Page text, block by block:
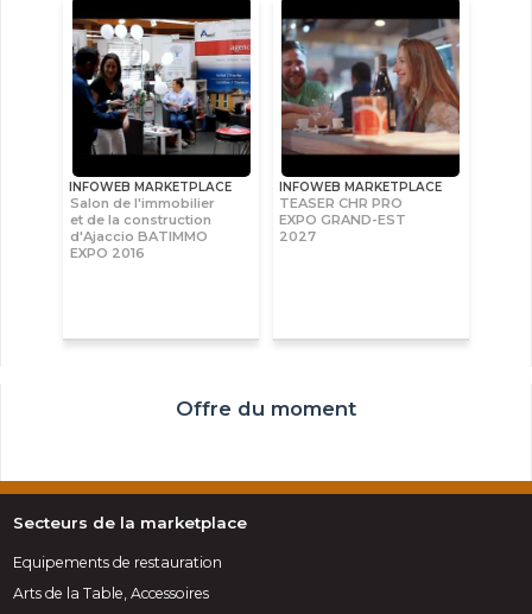
INFOWEB MARKETPLACE
Salon de l'immobilier
et de la construction
d'Ajaccio BATIMMO
EXPO 2016
INFOWEB MARKETPLACE
TEASER CHR PRO
EXPO GRAND-EST
2027
Offre du moment
Secteurs de la marketplace
Equipements de restauration
Arts de la Table, Accessoires